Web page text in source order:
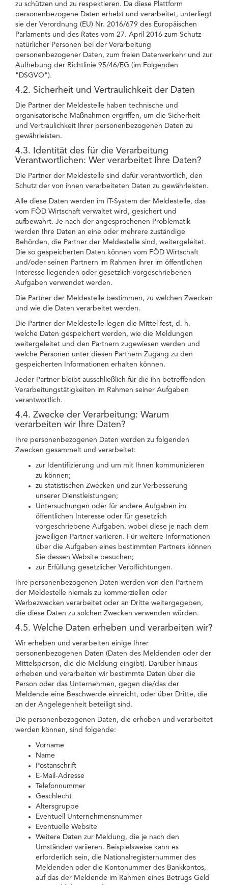
zu schützen und zu respektieren. Da diese Plattform
personenbezogene Daten erhebt und verarbeitet, unterliegt
sie der Verordnung (EU) Nr. 2016/679 des Europäischen
Parlaments und des Rates vom 27. April 2016 zum Schutz
natürlicher Personen bei der Verarbeitung
personenbezogener Daten, zum freien Datenverkehr und zur
Aufhebung der Richtlinie 95/46/EG (im Folgenden
"DSGVO").
4.2. Sicherheit und Vertraulichkeit der Daten
Die Partner der Meldestelle haben technische und
organisatorische Maßnahmen ergriffen, um die Sicherheit
und Vertraulichkeit Ihrer personenbezogenen Daten zu
gewährleisten.
4.3. Identität des für die Verarbeitung
Verantwortlichen: Wer verarbeitet Ihre Daten?
Die Partner der Meldestelle sind dafür verantwortlich, den
Schutz der von ihnen verarbeiteten Daten zu gewährleisten.
Alle diese Daten werden im IT-System der Meldestelle, das
vom FÖD Wirtschaft verwaltet wird, gesichert und
aufbewahrt. Je nach der angesprochenen Problematik
werden Ihre Daten an eine oder mehrere zuständige
Behörden, die Partner der Meldestelle sind, weitergeleitet.
Die so gespeicherten Daten können vom FÖD Wirtschaft
und/oder seinen Partnern im Rahmen ihrer im öffentlichen
Interesse liegenden oder gesetzlich vorgeschriebenen
Aufgaben verwendet werden.
Die Partner der Meldestelle bestimmen, zu welchen Zwecken
und wie die Daten verarbeitet werden.
Die Partner der Meldestelle legen die Mittel fest, d. h.
welche Daten gespeichert werden, wie die Meldungen
weitergeleitet und den Partnern zugewiesen werden und
welche Personen unter diesen Partnern Zugang zu den
gespeicherten Informationen erhalten können.
Jeder Partner bleibt ausschließlich für die ihn betreffenden
Verarbeitungstätigkeiten im Rahmen seiner Aufgaben
verantwortlich.
4.4. Zwecke der Verarbeitung: Warum
verarbeiten wir Ihre Daten?
Ihre personenbezogenen Daten werden zu folgenden
Zwecken gesammelt und verarbeitet:
zur Identifizierung und um mit Ihnen kommunizieren
zu können;
zu statistischen Zwecken und zur Verbesserung
unserer Dienstleistungen;
Untersuchungen oder für andere Aufgaben im
öffentlichen Interesse oder für gesetzlich
vorgeschriebene Aufgaben, wobei diese je nach dem
jeweiligen Partner variieren. Für weitere Informationen
über die Aufgaben eines bestimmten Partners können
Sie dessen Website besuchen;
zur Erfüllung gesetzlicher Verpflichtungen.
Ihre personenbezogenen Daten werden von den Partnern
der Meldestelle niemals zu kommerziellen oder
Werbezwecken verarbeitet oder an Dritte weitergegeben,
die diese Daten zu solchen Zwecken verwenden würden.
4.5. Welche Daten erheben und verarbeiten wir?
Wir erheben und verarbeiten einige Ihrer
personenbezogenen Daten (Daten des Meldenden oder der
Mittelsperson, die die Meldung eingibt). Darüber hinaus
erheben und verarbeiten wir bestimmte Daten über die
Person oder das Unternehmen, gegen die/das der
Meldende eine Beschwerde einreicht, oder über Dritte, die
an der Angelegenheit beteiligt sind.
Die personenbezogenen Daten, die erhoben und verarbeitet
werden können, sind folgende:
Vorname
Name
Postanschrift
E-Mail-Adresse
Telefonnummer
Geschlecht
Altersgruppe
Eventuell Unternehmensnummer
Eventuelle Website
Weitere Daten zur Meldung, die je nach den
Umständen variieren. Beispielsweise kann es
erforderlich sein, die Nationalregisternummer des
Meldenden oder die Kontonummer des Bankkontos,
auf das der Meldende im Rahmen eines Betrugs Geld